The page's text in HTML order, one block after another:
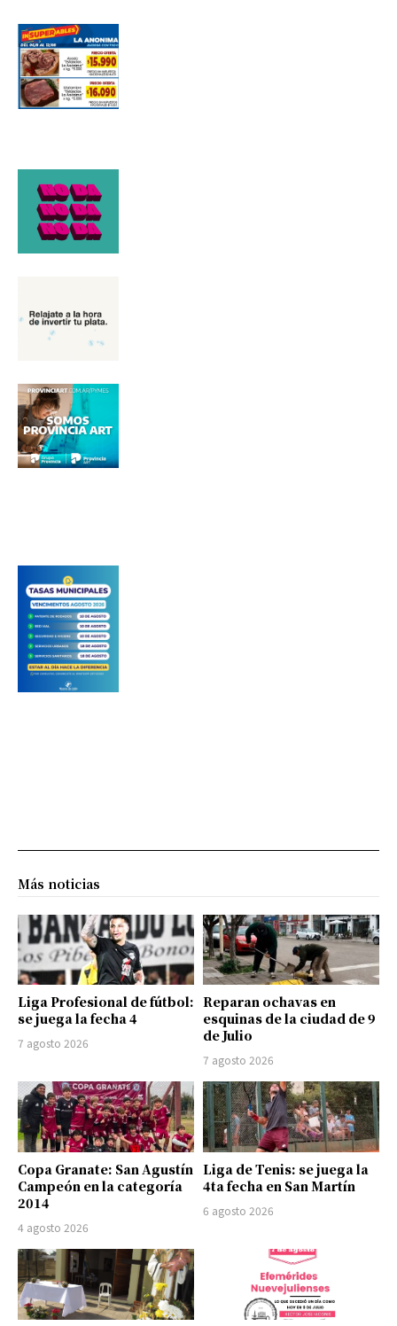
Dirección de correo electrónico
Nombre
Apellidos
Número de teléfono
Más noticias
Liga Profesional de fútbol:
se juega la fecha 4
7 agosto 2026
Reparan ochavas en
esquinas de la ciudad de 9
de Julio
7 agosto 2026
Copa Granate: San Agustín
Campeón en la categoría
2014
4 agosto 2026
Liga de Tenis: se juega la
4ta fecha en San Martín
6 agosto 2026